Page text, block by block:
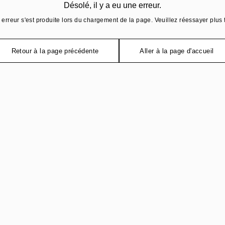
Désolé, il y a eu une erreur.
erreur s'est produite lors du chargement de la page. Veuillez réessayer plus
Retour à la page précédente Aller à la page d'accueil